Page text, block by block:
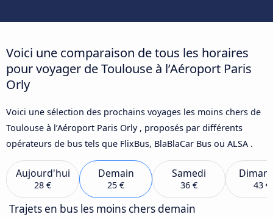
Voici une comparaison de tous les horaires
pour voyager de Toulouse à l’Aéroport Paris
Orly
Voici une sélection des prochains voyages les moins chers de
Toulouse à l’Aéroport Paris Orly , proposés par différents
opérateurs de bus tels que FlixBus, BlaBlaCar Bus ou ALSA .
Aujourd'hui
28 €
Demain
25 €
Samedi
36 € 43 €
Trajets en bus les moins chers demain